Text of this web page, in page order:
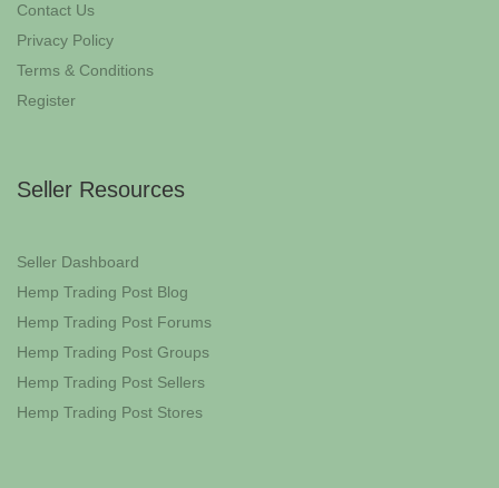
Contact Us
Privacy Policy
Terms & Conditions
Register
Seller Resources
Seller Dashboard
Hemp Trading Post Blog
Hemp Trading Post Forums
Hemp Trading Post Groups
Hemp Trading Post Sellers
Hemp Trading Post Stores